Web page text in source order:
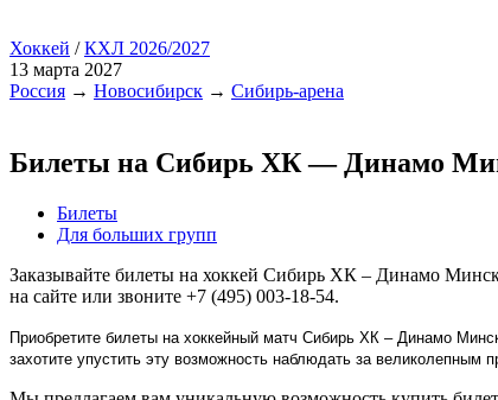
Хоккей /КХЛ 2026/2027
13 марта 2027
Россия → Новосибирск → Сибирь-арена
Билеты на Сибирь ХК — Динамо
Билеты
Для больших групп
Заказывайте билеты на хоккей Сибирь ХК – Динамо
на сайте или звоните +7 (495) 003-18-54.
Приобретите билеты на хоккейный матч Сибирь ХК – Динамо
захотите упустить эту возможность наблюдать за великолепным